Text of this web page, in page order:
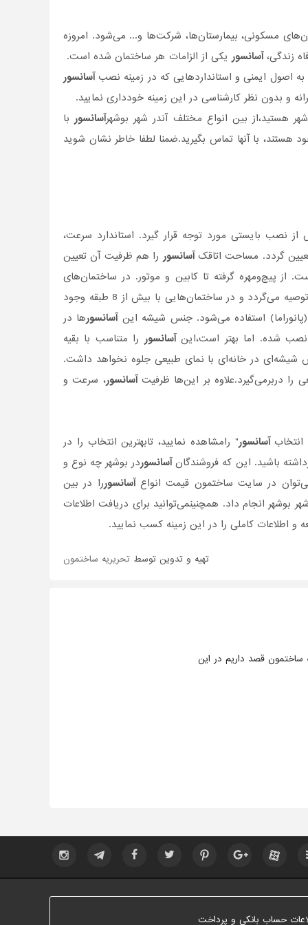
مسکونی، بیمارستان‌ها، شرکت‌ها و... می‌شود. امروزه
زندگی،آسانسور یکی از الزامات هر ساختمان شده است.
اصول ایمنی و استانداردهایی که در زمینه نصبآسانسور
و بدون نظر کارشناسی در این زمینه خودداری نمایید.
هستید،از بین انواع مختلف آندر شهر بوشهرآسانسور با
با آنها تماس بگیرید.ضمنا لطفا خاطر نشان شوید
نصب بایستی مورد توجه قرار گیرد. استاندارد سرعت،
تعیین گردد. مساحت اتاقکآسانسور را هم ظرفیت آن تعیین
پیچ‌و‌مهره گرفته تا کابین و موتور. در ساختمان‌‌های
توصیه می‌گردد و در ساختمان‌هایی با بیش از 8 طبقه وجود
استفاده می‌شود. جنس شیشه اینآسانسورها در
شده. اما بهتر است،اینآسانسور را متناسب با بقیه
شیشه‌ای در خانه‌ای با نمای طبیعی جلوه نخواهد داشت.
دربرمی‌گیرد.علاوه بر این‌ها ظرفیتآسانسور، سرعت و
انتخابآسانسور" رامشاهده نمایید، تابهترین انتخاب را در
باشید. این که فروشندگانآسانسوردر بوشهر چه نوع و
می‌توان در سایت ساختمون قیمت انواعآسانسوررا در بین
بوشهر انجام داد. همچنینمی‌توانید برای دریافت اطلاعات
اطلاعات کاملی را در این زمینه کسب نمایید.
تهیه و تدوین توسط تحریریه ساختمون
ساختمون قصد داریم در این
حساب بانکی و پرداخت